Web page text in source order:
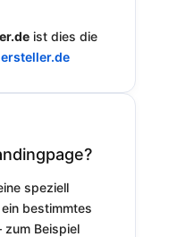
ist dies die
speziell
bestimmtes
zum Beispiel